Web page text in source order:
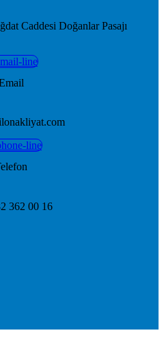
Caddesi Doğanlar Pasajı
line
line
362 00 16